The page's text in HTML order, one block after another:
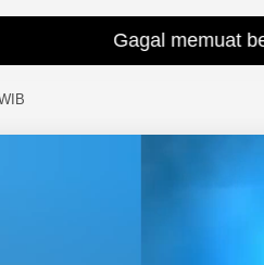
Gagal memuat berita terbaru.